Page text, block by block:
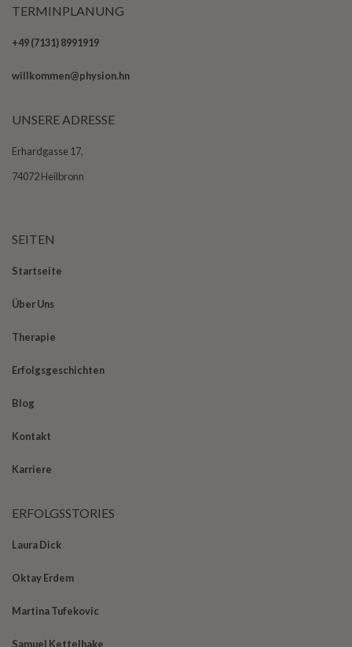
TERMINPLANUNG
+49 (7131) 8991919
willkommen@physion.hn
UNSERE ADRESSE
Erhardgasse 17,
74072 Heilbronn
SEITEN
Startseite
Über Uns
Therapie
Erfolgsgeschichten
Blog
Kontakt
Karriere
ERFOLGSSTORIES
Laura Dick
Oktay Erdem
Martina Tufekovic
Samuel Kettelhake